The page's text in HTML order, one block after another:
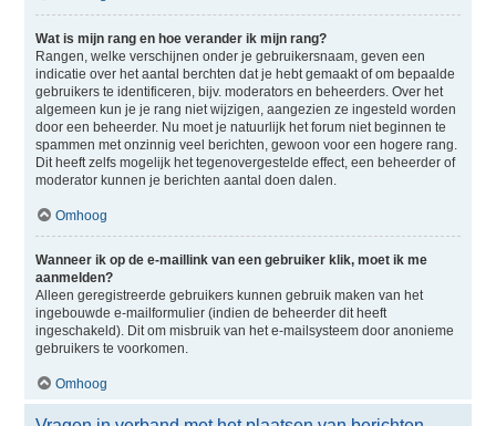
Wat is mijn rang en hoe verander ik mijn rang?
Rangen, welke verschijnen onder je gebruikersnaam, geven een
indicatie over het aantal berchten dat je hebt gemaakt of om bepaalde
gebruikers te identificeren, bijv. moderators en beheerders. Over het
algemeen kun je je rang niet wijzigen, aangezien ze ingesteld worden
door een beheerder. Nu moet je natuurlijk het forum niet beginnen te
spammen met onzinnig veel berichten, gewoon voor een hogere rang.
Dit heeft zelfs mogelijk het tegenovergestelde effect, een beheerder of
moderator kunnen je berichten aantal doen dalen.
Omhoog
Wanneer ik op de e-maillink van een gebruiker klik, moet ik me
aanmelden?
Alleen geregistreerde gebruikers kunnen gebruik maken van het
ingebouwde e-mailformulier (indien de beheerder dit heeft
ingeschakeld). Dit om misbruik van het e-mailsysteem door anonieme
gebruikers te voorkomen.
Omhoog